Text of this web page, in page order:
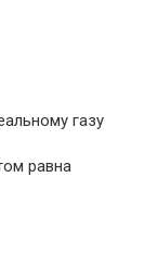
газу
равна